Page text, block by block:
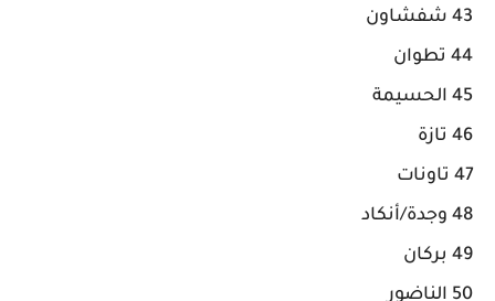
43 شفشاون
44 تطوان
45 الحسيمة
46 تازة
47 تاونات
48 وجدة/أنكاد
49 بركان
50 الناضور